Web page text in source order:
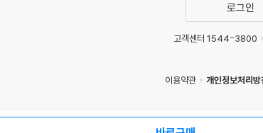
로그인
고객센터 1544-3800
이용약관
개인정보처리방